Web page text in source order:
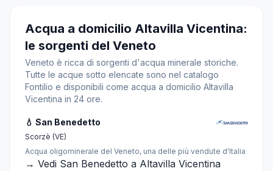
Acqua a domicilio Altavilla Vicentina:
le sorgenti del Veneto
Veneto è ricca di sorgenti d'acqua minerale storiche.
Tutte le acque sotto elencate sono nel catalogo
Fontilio e disponibili come acqua a domicilio Altavilla
Vicentina in 24 ore.
💧 San Benedetto
Scorzè (VE)
Acqua oligominerale del Veneto, una delle più vendute d'Italia
→ Vedi San Benedetto a Altavilla Vicentina